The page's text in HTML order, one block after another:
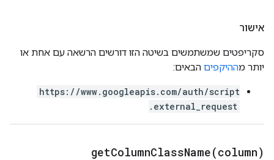
אישור
סקריפטים שמשתמשים בשיטה הזו דורשים הרשאה עם אחת או
יותר מההיקפים הבאים:
https://www.googleapis.com/auth/script
.external_request
getColumnClassName(column)